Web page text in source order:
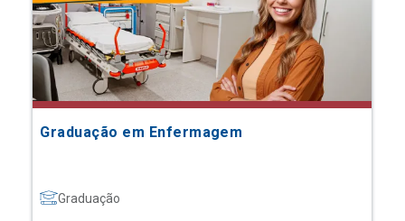
Graduação em Enfermagem
Graduação